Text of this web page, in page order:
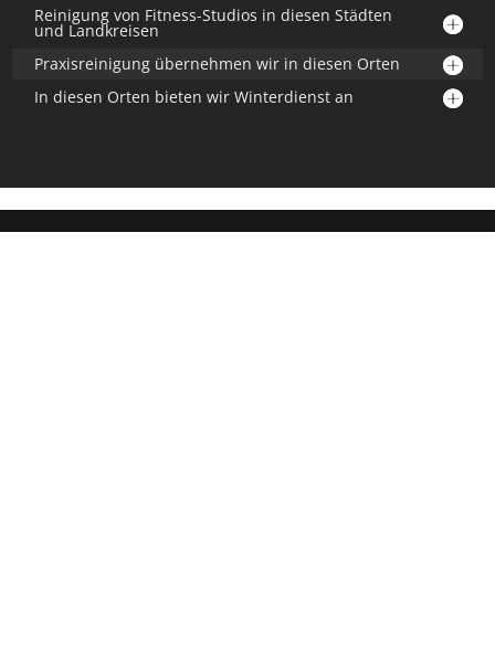
Reinigung von Fitness-Studios in diesen Städten
und Landkreisen
Praxisreinigung übernehmen wir in diesen Orten
In diesen Orten bieten wir Winterdienst an